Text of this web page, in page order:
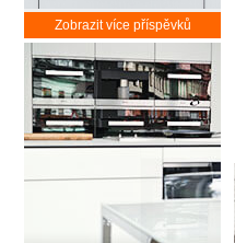
Zobrazit více příspěvků